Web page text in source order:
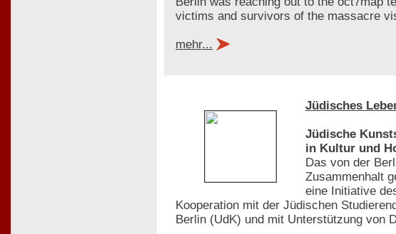
victims and survivors of the massacre
mehr...
Jüdisches
Jüdische
in Kultur und
Das von der
Zusammenhalt
eine Initiative
Kooperation mit der Jüdischen
Berlin (UdK) und mit Unterstützung von